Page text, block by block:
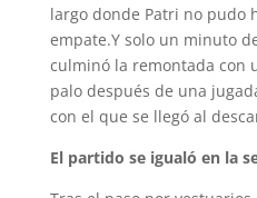
largo donde Patri no pudo
empate.Y solo un minuto
culminó la remontada con
palo después de una
con el que se llegó al
El partido se igualó en la